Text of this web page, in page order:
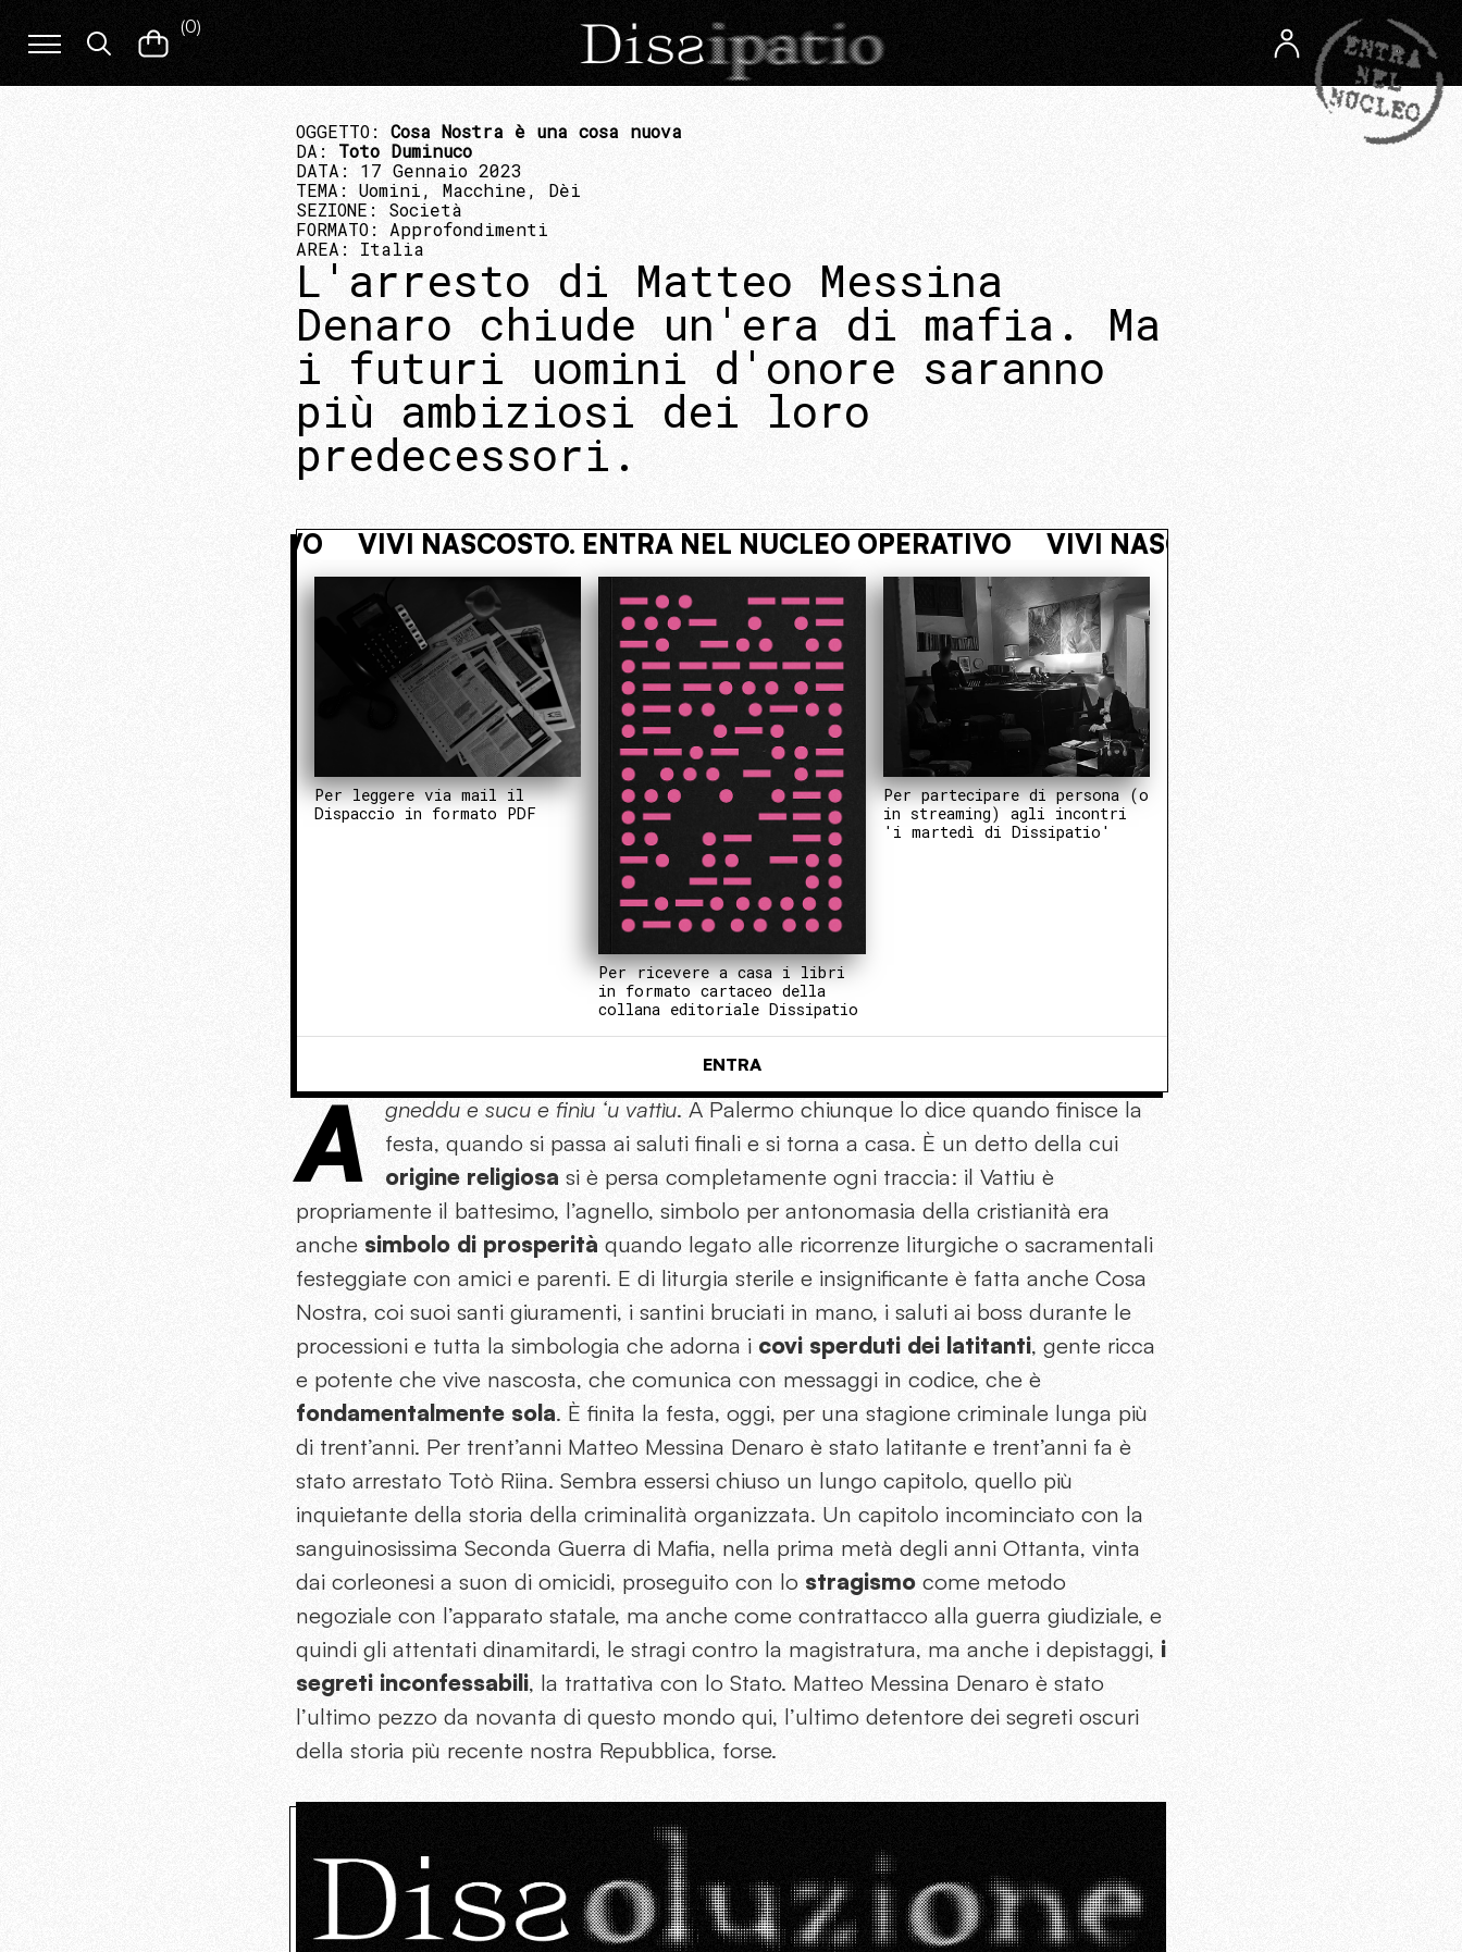
(0)
OGGETTO: Cosa Nostra è una cosa nuova
DA: Toto Duminuco
DATA: 17 Gennaio 2023
TEMA: Uomini, Macchine, Dèi
SEZIONE: Società
FORMATO: Approfondimenti
AREA: Italia
L'arresto di Matteo Messina
Denaro chiude un'era di mafia. Ma
i futuri uomini d'onore saranno
più ambiziosi dei loro
predecessori.
ENTRA NEL NUCLEO OPERATIVO VIVI NASCOSTO. ENTRA NEL NUCLEO OPERATIVO
Per leggere via mail il
Dispaccio in formato PDF
Per ricevere a casa i libri
in formato cartaceo della
collana editoriale Dissipatio
Per partecipare di persona (o
in streaming) agli incontri
'i martedì di Dissipatio'
ENTRA
A gneddu e sucu e finìu ‘u vattìu. A Palermo chiunque lo dice quando finisce la
festa, quando si passa ai saluti finali e si torna a casa. È un detto della cui
origine religiosa si è persa completamente ogni traccia: il Vattiu è
propriamente il battesimo, l’agnello, simbolo per antonomasia della cristianità era
anche simbolo di prosperità quando legato alle ricorrenze liturgiche o sacramentali
festeggiate con amici e parenti. E di liturgia sterile e insignificante è fatta anche Cosa
Nostra, coi suoi santi giuramenti, i santini bruciati in mano, i saluti ai boss durante le
processioni e tutta la simbologia che adorna i covi sperduti dei latitanti, gente ricca
e potente che vive nascosta, che comunica con messaggi in codice, che è
fondamentalmente sola. È finita la festa, oggi, per una stagione criminale lunga più
di trent’anni. Per trent’anni Matteo Messina Denaro è stato latitante e trent’anni fa è
stato arrestato Totò Riina. Sembra essersi chiuso un lungo capitolo, quello più
inquietante della storia della criminalità organizzata. Un capitolo incominciato con la
sanguinosissima Seconda Guerra di Mafia, nella prima metà degli anni Ottanta, vinta
dai corleonesi a suon di omicidi, proseguito con lo stragismo come metodo
negoziale con l’apparato statale, ma anche come contrattacco alla guerra giudiziale, e
quindi gli attentati dinamitardi, le stragi contro la magistratura, ma anche i depistaggi, i
segreti inconfessabili, la trattativa con lo Stato. Matteo Messina Denaro è stato
l’ultimo pezzo da novanta di questo mondo qui, l’ultimo detentore dei segreti oscuri
della storia più recente nostra Repubblica, forse.